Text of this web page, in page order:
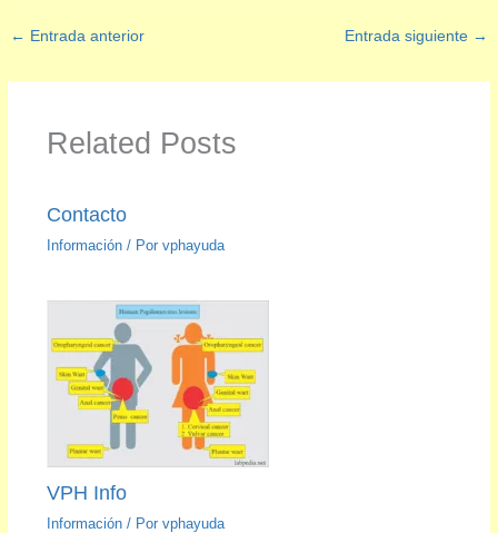
← Entrada anterior Entrada siguiente →
Related Posts
Contacto
Información/ Por vphayuda
VPH Info
Información/ Por vphayuda